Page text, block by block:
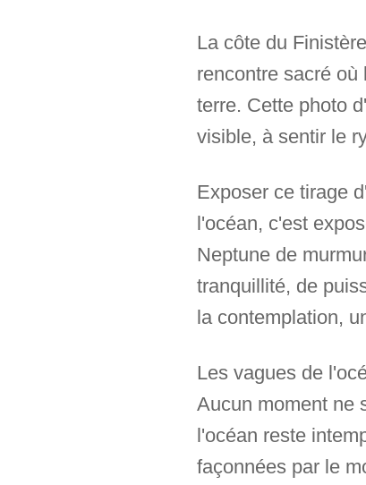
La côte du
rencontre sacré
terre. Cette photo
visible, à sentir le
Exposer ce tirage
l'océan, c'est
Neptune de
tranquillité, de
la contemplation,
Les vagues de
Aucun moment ne
l'océan reste
façonnées par le